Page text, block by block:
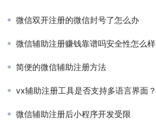
微信双开注册的微信封号了怎么办
微信辅助注册赚钱靠谱吗安全性怎么样
简便的微信辅助注册方法
vx辅助注册工具是否支持多语言界面？
微信辅助注册后小程序开发受限